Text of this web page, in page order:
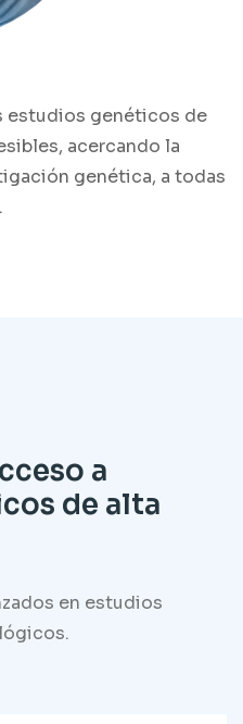
estudios genéticos de
acercando la
genética, a todas
a
de alta
en estudios